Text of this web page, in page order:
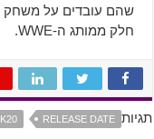
שהם עובדים על משחק
חלק ממותג ה-WWE.
תגיות RELEASE DATE